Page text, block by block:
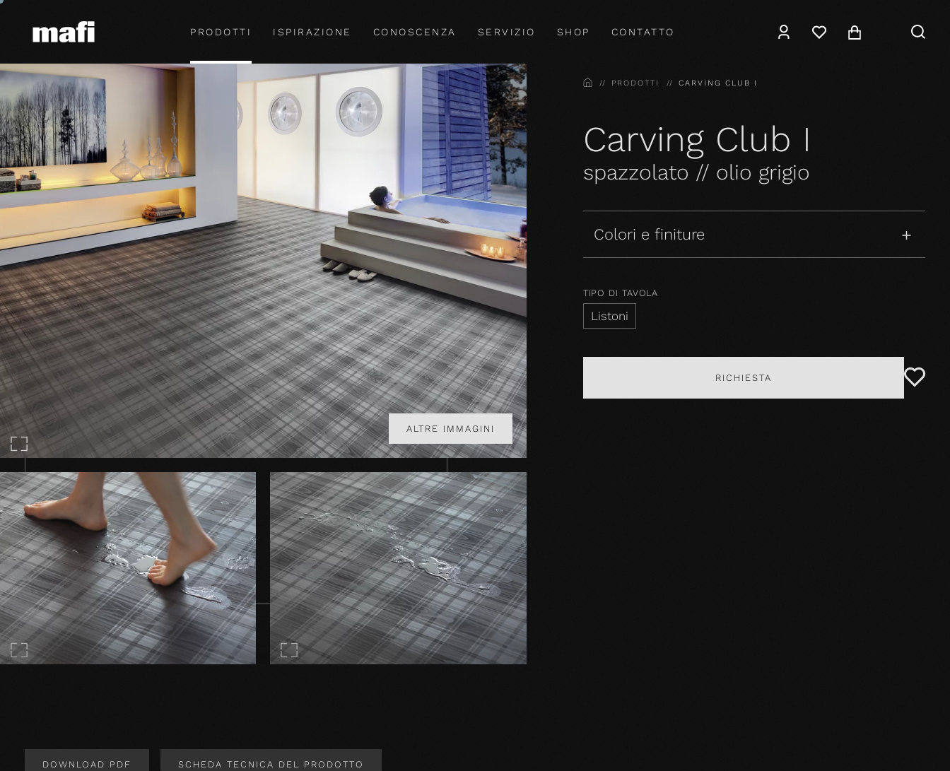
PRODOTTI ISPIRAZIONE CONOSCENZA SERVIZIO SHOP CONTATTO
ALTRE IMMAGINI
DOWNLOAD PDF SCHEDA TECNICA DEL PRODOTTO
HOMEPRODOTTI CARVING CLUB I
Carving Club I
spazzolato // olio grigio
Colori e finiture
TIPO DI TAVOLA
Listoni
RICHIESTA